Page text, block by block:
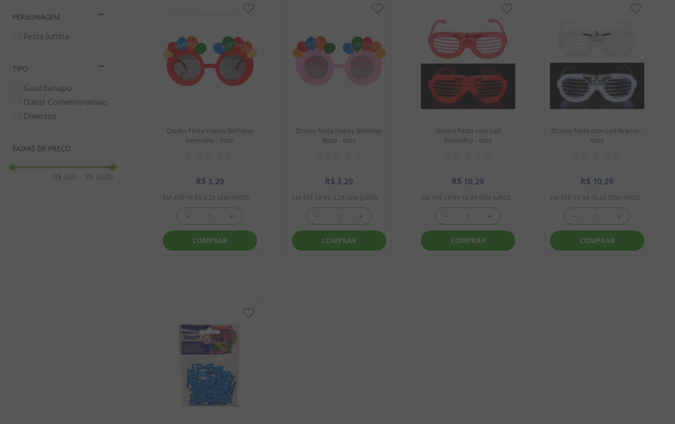
PERSONAGEM
Festa Junina
TIPO
Guardanapo
Datas Comemorativas
Diversos
FAIXAS DE PREÇO
R$ 3,00 – R$ 20,00
Óculos Festa Happy Birthday
Vermelho - Yoss
R$ 3,29
EM ATÉ 1 X R$ 3,29 SEM JUROS
＋
－
COMPRAR
Óculos Festa Happy Birthday
Rosa - Yoss
R$ 3,29
EM ATÉ 1 X R$ 3,29 SEM JUROS
＋
－
COMPRAR
Óculos Festa com Led
Vermelho - Yoss
R$ 10,29
EM ATÉ 1 X R$ 10,29 SEM JUROS
＋
－
COMPRAR
Óculos Festa com Led Branco -
Yoss
R$ 10,29
EM ATÉ 1 X R$ 10,29 SEM JUROS
＋
－
COMPRAR